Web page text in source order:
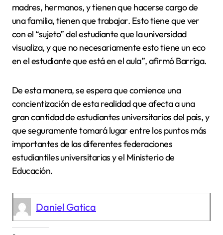
madres, hermanos, y tienen que hacerse cargo de
una familia, tienen que trabajar. Esto tiene que ver
con el “sujeto” del estudiante que la universidad
visualiza, y que no necesariamente esto tiene un eco
en el estudiante que está en el aula”, afirmó Barriga.
De esta manera, se espera que comience una
concientización de esta realidad que afecta a una
gran cantidad de estudiantes universitarios del país, y
que seguramente tomará lugar entre los puntos más
importantes de las diferentes federaciones
estudiantiles universitarias y el Ministerio de
Educación.
Daniel Gatica